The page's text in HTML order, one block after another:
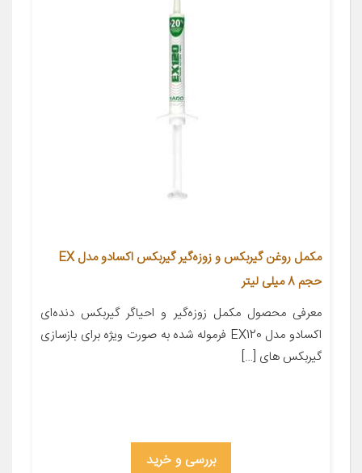
مکمل روغن گیربکس و زوزه‌گیر گیربکس اکسادو مدل EX
حجم 8 میلی لیتر
معرفی محصول مکمل زوزه‌گیر و احیاگر گیربکس دنده‌ای
اکسادو مدل EX120 فرموله شده به صورت ویژه برای بازسازی
گیربکس های […]
بررسی و خرید